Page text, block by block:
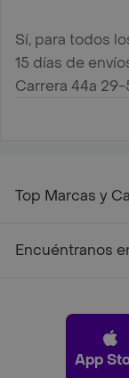
Sí, para todos
15 días de
Carrera 44a 29-
Top Marcas y
Encuéntranos
App